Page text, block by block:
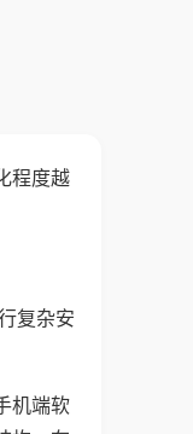
程度越
复杂安
机端软